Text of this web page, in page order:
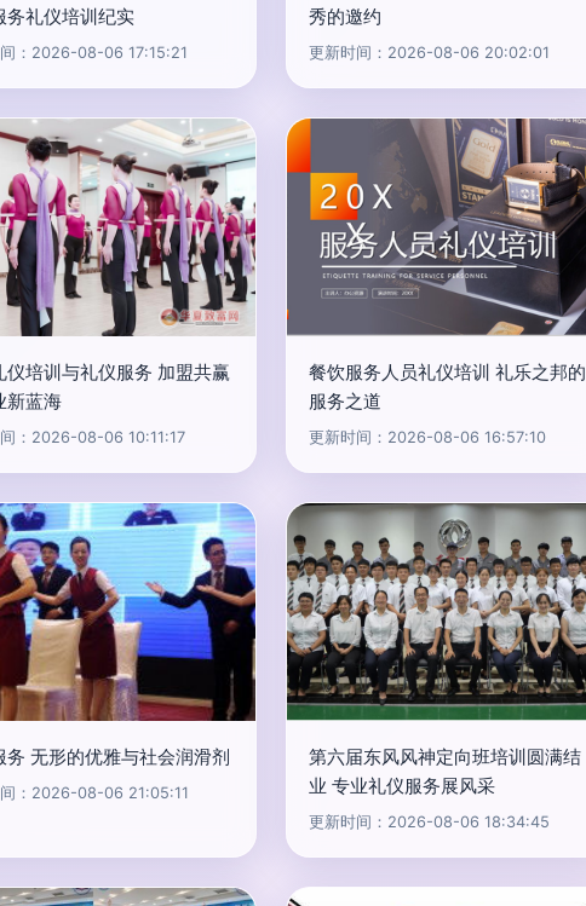
务礼仪培训纪实
：2026-08-06 17:15:21
秀的邀约
更新时间：2026-08-06 20:02:01
仪培训与礼仪服务 加盟共赢
新蓝海
：2026-08-06 10:11:17
餐饮服务人员礼仪培训 礼乐之邦的
服务之道
更新时间：2026-08-06 16:57:10
务 无形的优雅与社会润滑剂
：2026-08-06 21:05:11
第六届东风风神定向班培训圆满结
业 专业礼仪服务展风采
更新时间：2026-08-06 18:34:45